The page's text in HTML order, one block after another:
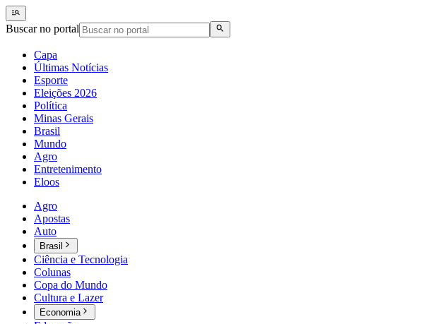
Buscar no portal
Capa
Últimas Notícias
Esporte
Eleições 2026
Política
Minas Gerais
Brasil
Mundo
Agro
Entretenimento
Eloos
Agro
Apostas
Auto
Brasil
Ciência e Tecnologia
Colunas
Copa do Mundo
Cultura e Lazer
Economia